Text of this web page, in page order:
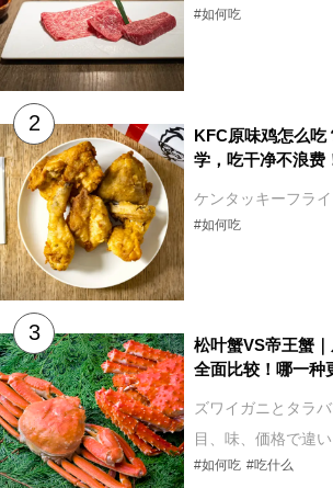
#如何吃
KFC原味鸡怎么吃
学，吃干净不浪费
ケンタッキーフラ
#如何吃
松叶蟹VS帝王蟹
全面比较！哪一种
ズワイガニとタラ
目、味、価格で違い
#如何吃 #吃什么